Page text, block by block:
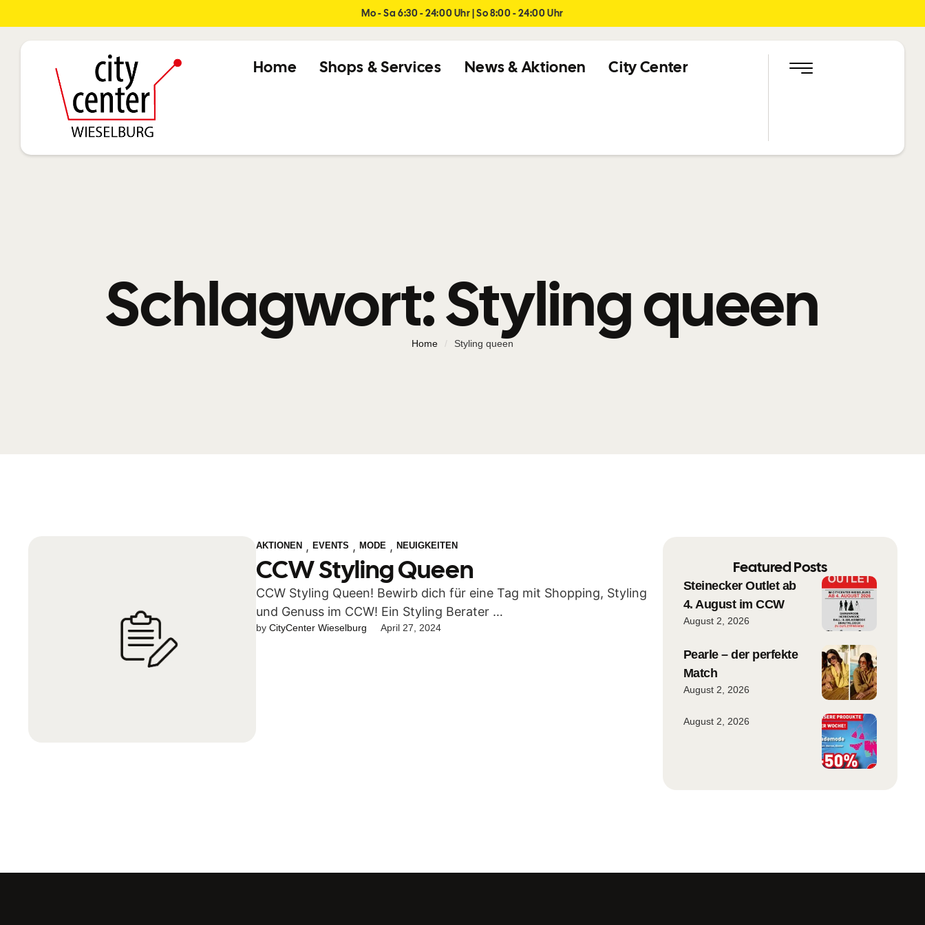
Mo - Sa 6:30 - 24:00 Uhr | So 8:00 - 24:00 Uhr
Home Shops & Services News & Aktionen City Center
Schlagwort:Styling queen
Home / Styling queen
AKTIONEN , EVENTS , MODE , NEUIGKEITEN
CCW Styling Queen
CCW Styling Queen! Bewirb dich für eine Tag mit Shopping, Styling
und Genuss im CCW! Ein Styling Berater …
by CityCenter Wieselburg April 27, 2024
Featured Posts
Steinecker Outlet ab
4. August im CCW
August 2, 2026
Pearle – der perfekte
Match
August 2, 2026
August 2, 2026